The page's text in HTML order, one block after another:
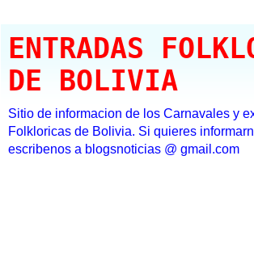
ENTRADAS
DE BOLIVIA
Sitio de informacion de los Carnavales y
Folkloricas de Bolivia. Si quieres
escribenos a blogsnoticias @ gmail.com